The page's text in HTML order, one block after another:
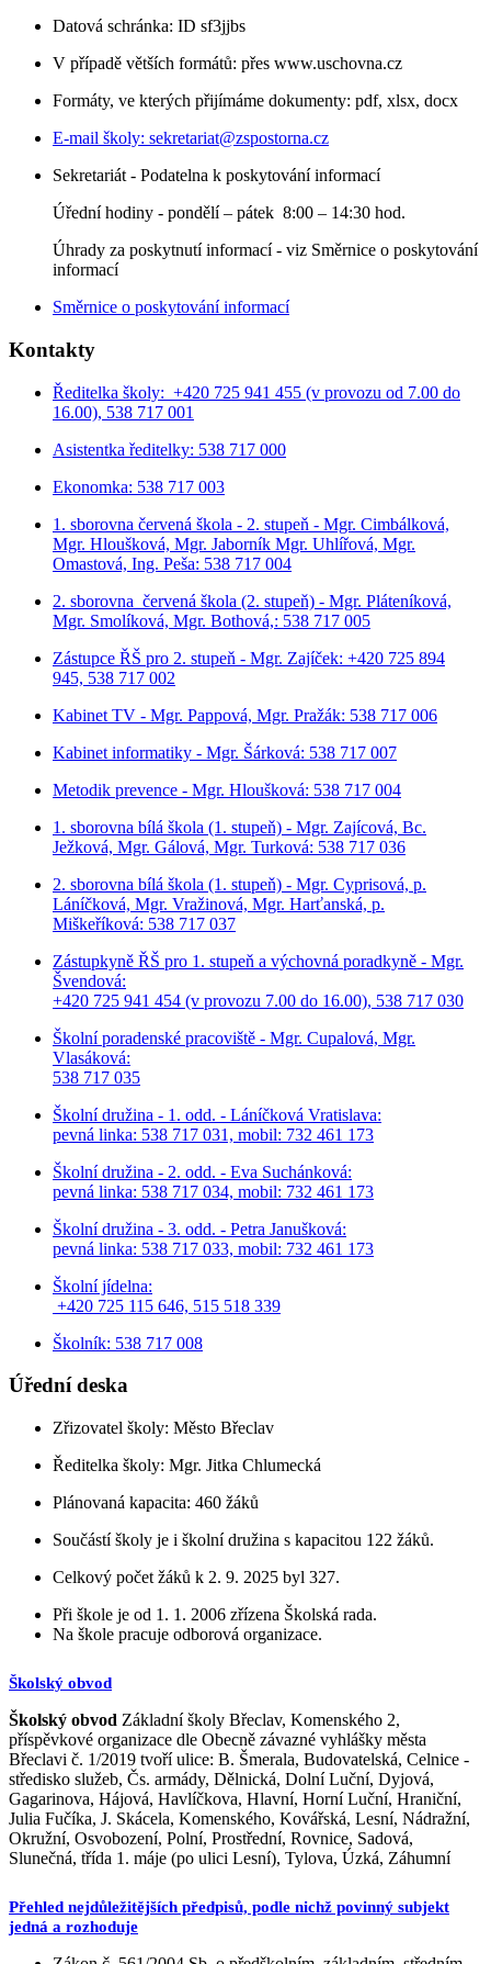
Datová schránka: ID sf3jjbs
V případě větších formátů: přes www.uschovna.cz
Formáty, ve kterých přijímáme dokumenty: pdf, xlsx, docx
E-mail školy: sekretariat@zspostorna.cz
Sekretariát - Podatelna k poskytování informací
Úřední hodiny - pondělí – pátek 8:00 – 14:30 hod.
Úhrady za poskytnutí informací - viz Směrnice o poskytování
informací
Směrnice o poskytování informací
Kontakty
Ředitelka školy: +420 725 941 455 (v provozu od 7.00 do
16.00), 538 717 001
Asistentka ředitelky: 538 717 000
Ekonomka: 538 717 003
1. sborovna červená škola - 2. stupeň - Mgr. Cimbálková,
Mgr. Hloušková, Mgr. Jaborník Mgr. Uhlířová, Mgr.
Omastová, Ing. Peša: 538 717 004
2. sborovna červená škola (2. stupeň) - Mgr. Pláteníková,
Mgr. Smolíková, Mgr. Bothová,: 538 717 005
Zástupce ŘŠ pro 2. stupeň - Mgr. Zajíček: +420 725 894
945, 538 717 002
Kabinet TV - Mgr. Pappová, Mgr. Pražák: 538 717 006
Kabinet informatiky - Mgr. Šárková: 538 717 007
Metodik prevence - Mgr. Hloušková: 538 717 004
1. sborovna bílá škola (1. stupeň) - Mgr. Zajícová, Bc.
Ježková, Mgr. Gálová, Mgr. Turková: 538 717 036
2. sborovna bílá škola (1. stupeň) - Mgr. Cyprisová, p.
Láníčková, Mgr. Vražinová, Mgr. Harťanská, p.
Miškeříková: 538 717 037
Zástupkyně ŘŠ pro 1. stupeň a výchovná poradkyně - Mgr.
Švendová:
+420 725 941 454 (v provozu 7.00 do 16.00), 538 717 030
Školní poradenské pracoviště - Mgr. Cupalová, Mgr.
Vlasáková:
538 717 035
Školní družina - 1. odd. - Láníčková Vratislava:
pevná linka: 538 717 031, mobil: 732 461 173
Školní družina - 2. odd. - Eva Suchánková:
pevná linka: 538 717 034, mobil: 732 461 173
Školní družina - 3. odd. - Petra Janušková:
pevná linka: 538 717 033, mobil: 732 461 173
Školní jídelna:
+420 725 115 646, 515 518 339
Školník: 538 717 008
Úřední deska
Zřizovatel školy: Město Břeclav
Ředitelka školy: Mgr. Jitka Chlumecká
Plánovaná kapacita: 460 žáků
Součástí školy je i školní družina s kapacitou 122 žáků.
Celkový počet žáků k 2. 9. 2025 byl 327.
Při škole je od 1. 1. 2006 zřízena Školská rada.
Na škole pracuje odborová organizace.
Školský obvod
Školský obvod Základní školy Břeclav, Komenského 2,
příspěvkové organizace dle Obecně závazné vyhlášky města
Břeclavi č. 1/2019 tvoří ulice: B. Šmerala, Budovatelská, Celnice -
středisko služeb, Čs. armády, Dělnická, Dolní Luční, Dyjová,
Gagarinova, Hájová, Havlíčkova, Hlavní, Horní Luční, Hraniční,
Julia Fučíka, J. Skácela, Komenského, Kovářská, Lesní, Nádražní,
Okružní, Osvobození, Polní, Prostřední, Rovnice, Sadová,
Slunečná, třída 1. máje (po ulici Lesní), Tylova, Úzká, Záhumní
Přehled nejdůležitějších předpisů, podle nichž povinný subjekt
jedná a rozhoduje